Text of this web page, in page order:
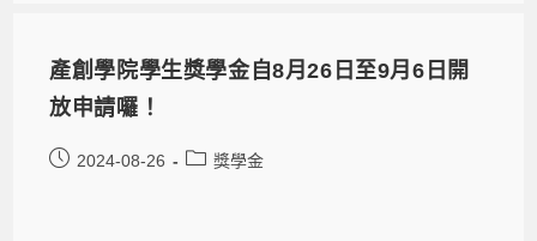
產創學院學生獎學金自8月26日至9月6日開
放申請囉！
2024-08-26 獎學金